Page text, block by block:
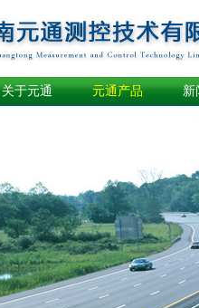
关于元通 元通产品 新